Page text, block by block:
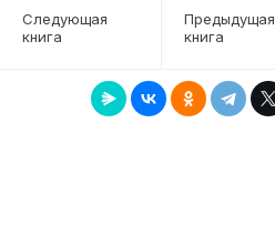
7
Следующая
книга
Предыдущая
книга